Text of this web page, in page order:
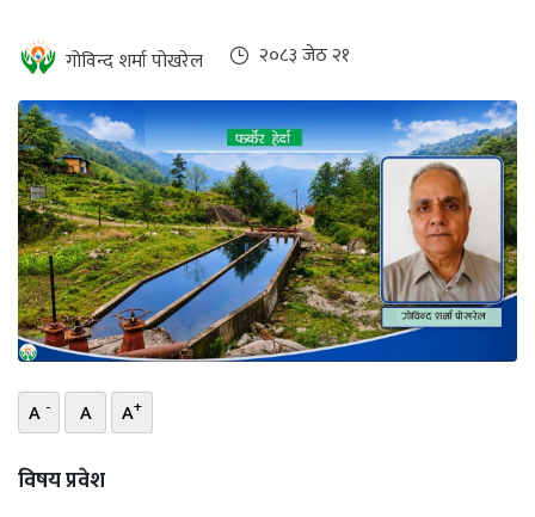
इभी
सम्पादकीय
बैंक
पर्यटन
भिडियो
छापा
खोज
प्रोफाइल
ऊर्जा
गोविन्द शर्मा पोखरेल २०८३ जेठ २१
A - A A+
विषय प्रवेश